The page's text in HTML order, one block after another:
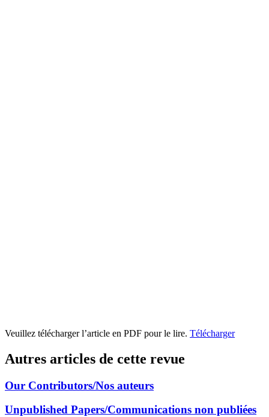
Veuillez télécharger l’article en PDF pour le lire. Télécharger
Autres articles de cette revue
Our Contributors/Nos auteurs
Unpublished Papers/Communications non publiées